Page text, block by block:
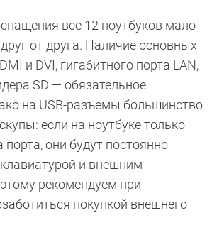
все 12 ноутбуков мало
от друга. Наличие основных
и DVI, гигабитного порта LAN,
SD — обязательное
на USB-разъемы большинство
если на ноутбуке только
они будут постоянно
и внешним
рекомендуем при
покупкой внешнего